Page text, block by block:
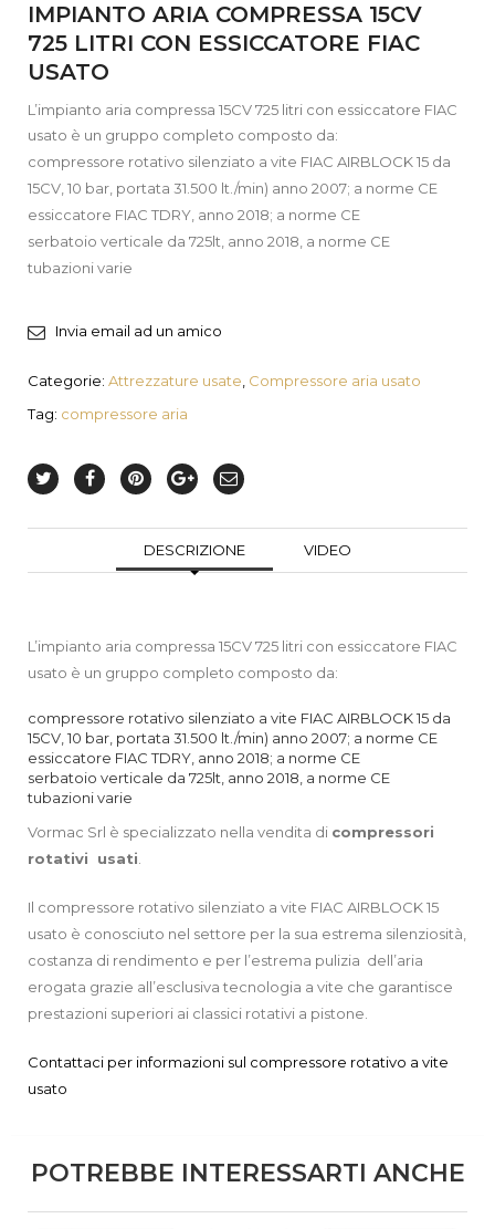
IMPIANTO ARIA COMPRESSA 15CV
725 LITRI CON ESSICCATORE FIAC
USATO
L’impianto aria compressa 15CV 725 litri con essiccatore FIAC
usato è un gruppo completo composto da:
compressore rotativo silenziato a vite FIAC AIRBLOCK 15 da
15CV, 10 bar, portata 31.500 lt./min) anno 2007; a norme CE
essiccatore FIAC TDRY, anno 2018; a norme CE
serbatoio verticale da 725lt, anno 2018, a norme CE
tubazioni varie
Invia email ad un amico
Categorie: Attrezzature usate, Compressore aria usato
Tag: compressore aria
DESCRIZIONE VIDEO
L’impianto aria compressa 15CV 725 litri con essiccatore FIAC
usato è un gruppo completo composto da:
compressore rotativo silenziato a vite FIAC AIRBLOCK 15 da
15CV, 10 bar, portata 31.500 lt./min) anno 2007; a norme CE
essiccatore FIAC TDRY, anno 2018; a norme CE
serbatoio verticale da 725lt, anno 2018, a norme CE
tubazioni varie
Vormac Srl è specializzato nella vendita di compressori
rotativi usati.
Il compressore rotativo silenziato a vite FIAC AIRBLOCK 15
usato è conosciuto nel settore per la sua estrema silenziosità,
costanza di rendimento e per l’estrema pulizia dell’aria
erogata grazie all’esclusiva tecnologia a vite che garantisce
prestazioni superiori ai classici rotativi a pistone.
Contattaci per informazioni sul compressore rotativo a vite
usato
POTREBBE INTERESSARTI ANCHE